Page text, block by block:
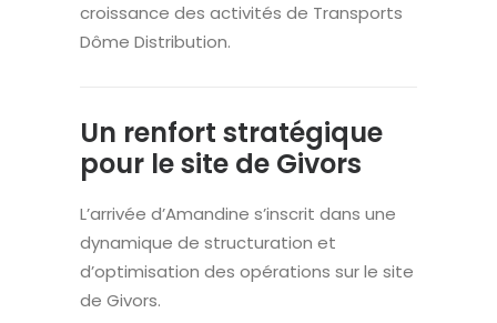
croissance des activités de Transports
Dôme Distribution.
Un renfort stratégique
pour le site de Givors
L’arrivée d’Amandine s’inscrit dans une
dynamique de structuration et
d’optimisation des opérations sur le site
de Givors.